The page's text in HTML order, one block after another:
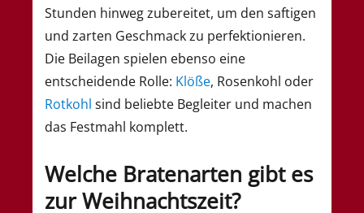
Stunden hinweg zubereitet, um den saftigen
und zarten Geschmack zu perfektionieren.
Die Beilagen spielen ebenso eine
entscheidende Rolle: Klöße, Rosenkohl oder
Rotkohl sind beliebte Begleiter und machen
das Festmahl komplett.
Welche Bratenarten gibt es
zur Weihnachtszeit?